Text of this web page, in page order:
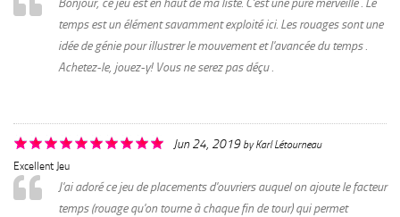
Bonjour, ce jeu est en haut de ma liste. C'est une pure merveille . Le
temps est un élément savamment exploité ici. Les rouages sont une
idée de génie pour illustrer le mouvement et l'avancée du temps .
Achetez-le, jouez-y! Vous ne serez pas déçu .
Jun 24, 2019byKarl Létourneau
Excellent Jeu
J'ai adoré ce jeu de placements d'ouvriers auquel on ajoute le facteur
temps (rouage qu'on tourne à chaque fin de tour) qui permet